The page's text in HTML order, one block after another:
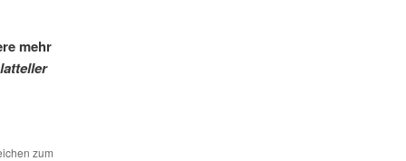
mehr
teller
zum